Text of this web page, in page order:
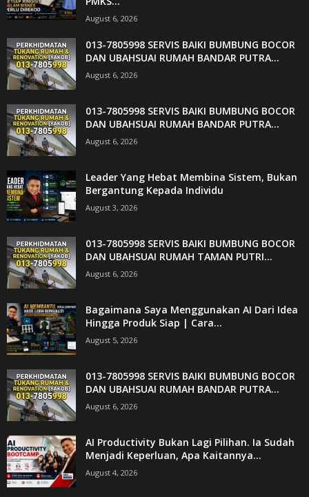
August 6, 2026
013-7805998 SERVIS BAIKI BUMBUNG BOCOR
DAN UBAHSUAI RUMAH BANDAR PUTRA...
August 6, 2026
013-7805998 SERVIS BAIKI BUMBUNG BOCOR
DAN UBAHSUAI RUMAH BANDAR PUTRA...
August 6, 2026
Leader Yang Hebat Membina Sistem, Bukan
Bergantung Kepada Individu
August 3, 2026
013-7805998 SERVIS BAIKI BUMBUNG BOCOR
DAN UBAHSUAI RUMAH TAMAN PUTRI...
August 6, 2026
Bagaimana Saya Menggunakan AI Dari Idea
Hingga Produk Siap | Cara...
August 5, 2026
013-7805998 SERVIS BAIKI BUMBUNG BOCOR
DAN UBAHSUAI RUMAH BANDAR PUTRA...
August 6, 2026
AI Productivity Bukan Lagi Pilihan. Ia Sudah
Menjadi Keperluan, Apa Kaitannya...
August 4, 2026